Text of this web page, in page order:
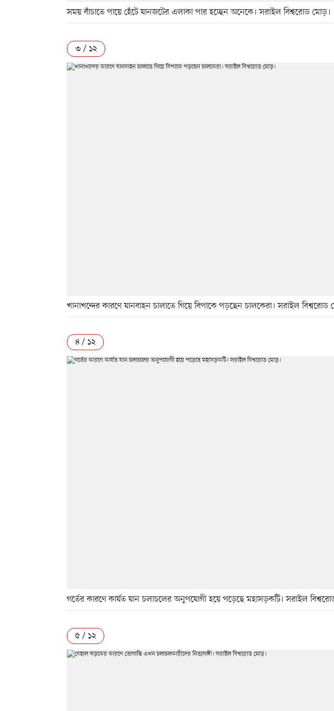
সময় বাঁচাতে পায়ে হেঁটে যানজটের এলাকা পার হচ্ছেন অনেকে। সরাইল বিশ্বরোড মোড়।
৩ / ১২
খানাখন্দের কারণে যানবাহন চালাতে গিয়ে বিপাকে পড়ছেন চালকেরা। সরাইল বিশ্বরোড
৪ / ১২
গর্তের কারণে কার্যত যান চলাচলের অনুপযোগী হয়ে পড়েছে মহাসড়কটি। সরাইল
৫ / ১২